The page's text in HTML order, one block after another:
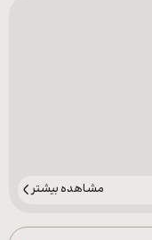
مشاهده بیشتر